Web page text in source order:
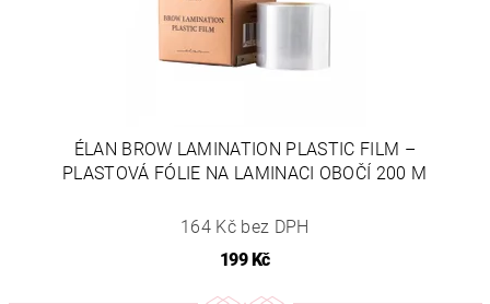
ÉLAN BROW LAMINATION PLASTIC FILM –
PLASTOVÁ FÓLIE NA LAMINACI OBOČÍ 200 M
164 Kč bez DPH
199 Kč